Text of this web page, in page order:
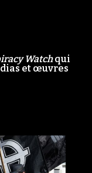
Watchqui
et œuvres